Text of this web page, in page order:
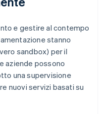
e gestire al contempo
stanno
sandbox) per il
aziende possono
una supervisione
nuovi servizi basati su